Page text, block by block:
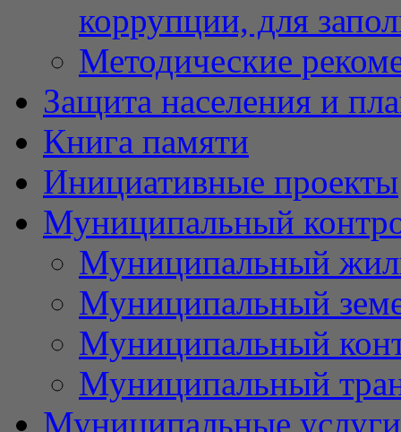
коррупции, для
Методические
Защита населения и
Книга памяти
Инициативные проекты
Муниципальный
Муниципальный
Муниципальный
Муниципальный
Муниципальный
Муниципальные